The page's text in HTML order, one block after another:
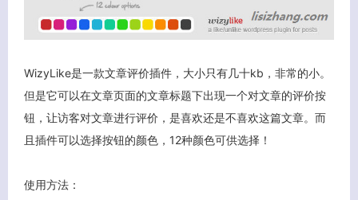
WizyLike是一款文章评价插件，大小只有几十kb，非常的小。
但是它可以在文章页面的文章标题下出现一个对文章的评价按
钮，让访客对文章进行评价，是喜欢还是不喜欢这篇文章。而
且插件可以选择按钮的颜色，12种颜色可供选择！
使用方法：